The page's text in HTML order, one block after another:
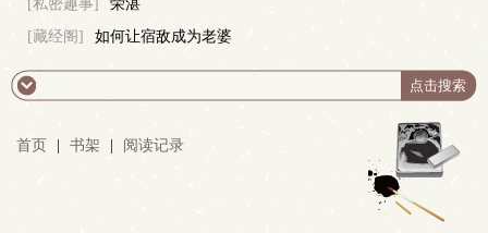
[私密趣事]
荣湛
[藏经阁]
如何让宿敌成为老婆
首页 书架 阅读记录